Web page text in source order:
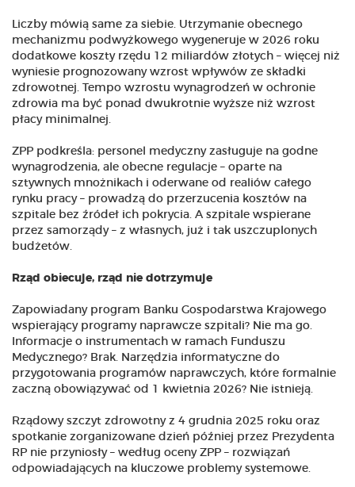
Liczby mówią same za siebie. Utrzymanie obecnego
mechanizmu podwyżkowego wygeneruje w 2026 roku
dodatkowe koszty rzędu 12 miliardów złotych – więcej niż
wyniesie prognozowany wzrost wpływów ze składki
zdrowotnej. Tempo wzrostu wynagrodzeń w ochronie
zdrowia ma być ponad dwukrotnie wyższe niż wzrost
płacy minimalnej.
ZPP podkreśla: personel medyczny zasługuje na godne
wynagrodzenia, ale obecne regulacje – oparte na
sztywnych mnożnikach i oderwane od realiów całego
rynku pracy – prowadzą do przerzucenia kosztów na
szpitale bez źródeł ich pokrycia. A szpitale wspierane
przez samorządy – z własnych, już i tak uszczuplonych
budżetów.
Rząd obiecuje, rząd nie dotrzymuje
Zapowiadany program Banku Gospodarstwa Krajowego
wspierający programy naprawcze szpitali? Nie ma go.
Informacje o instrumentach w ramach Funduszu
Medycznego? Brak. Narzędzia informatyczne do
przygotowania programów naprawczych, które formalnie
zaczną obowiązywać od 1 kwietnia 2026? Nie istnieją.
Rządowy szczyt zdrowotny z 4 grudnia 2025 roku oraz
spotkanie zorganizowane dzień później przez Prezydenta
RP nie przyniosły – według oceny ZPP – rozwiązań
odpowiadających na kluczowe problemy systemowe.